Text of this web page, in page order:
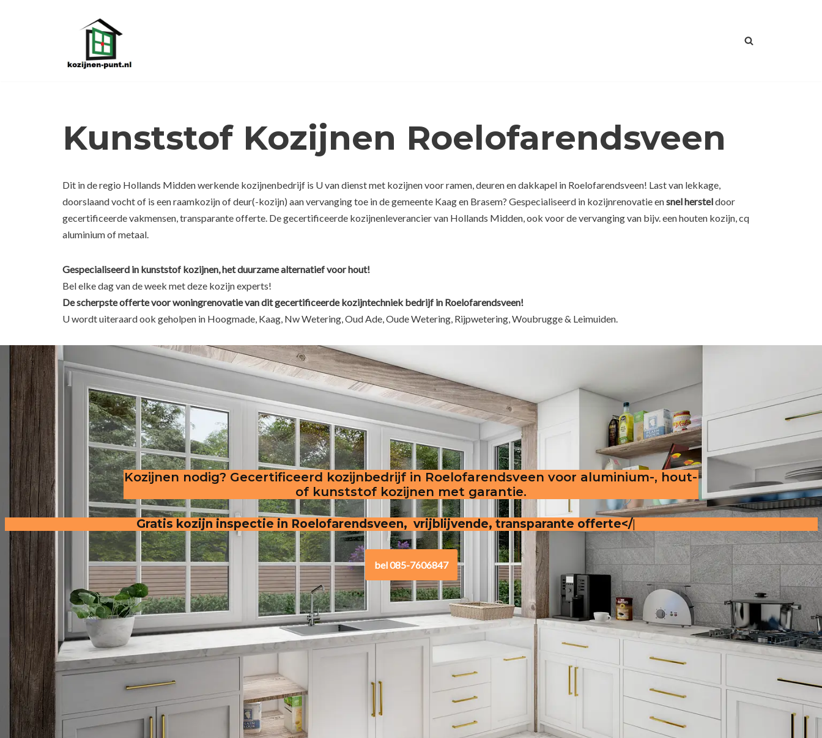
Kunststof Kozijnen Roelofarendsveen
Dit in de regio Hollands Midden werkende kozijnenbedrijf is U van dienst met kozijnen voor ramen, deuren en dakkapel in Roelofarendsveen! Last van lekkage,
doorslaand vocht of is een raamkozijn of deur(-kozijn) aan vervanging toe in de gemeente Kaag en Brasem? Gespecialiseerd in kozijnrenovatie ensnel hersteldoor
gecertificeerde vakmensen, transparante offerte. De gecertificeerde kozijnenleverancier van Hollands Midden, ook voor de vervanging van bijv. een houten kozijn, cq
aluminium of metaal.
Gespecialiseerd in kunststof kozijnen, het duurzame alternatief voor hout!
Bel elke dag van de week met deze kozijn experts!
De scherpsteofferte voor woningrenovatie van dit gecertificeerde kozijntechniek bedrijf in Roelofarendsveen!
U wordt uiteraard ook geholpen in Hoogmade, Kaag, Nw Wetering, Oud Ade, Oude Wetering, Rijpwetering, Woubrugge & Leimuiden.
Kozijnen nodig? Gecertificeerd kozijnbedrijf in Roelofarendsveen voor aluminium-, hout-
of kunststof kozijnen met garantie.
Gratis kozijn inspectie in Roelofarendsveen, vrijblijvende, transparante offerte
bel 085-7606847